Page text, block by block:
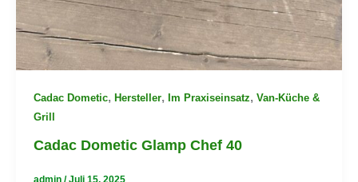
Cadac Dometic, Hersteller, Im Praxiseinsatz, Van-Küche &
Grill
Cadac Dometic Glamp Chef 40
admin /Juli 15, 2025